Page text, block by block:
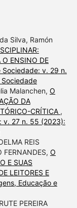
Silva, Ramón
O ENSINO DE
Sociedade: v. 29 n.
Malanchen, O
DA
CRÍTICA ,
v. 27 n. 55 (2023):
REIS
FERNANDES, O
E SUAS
LEITORES E
Educação e
PEREIRA